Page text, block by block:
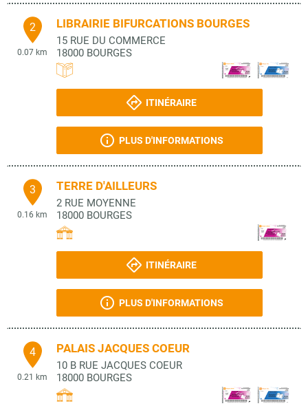
2
0.07 km
LIBRAIRIE BIFURCATIONS BOURGES
15 RUE DU COMMERCE
18000 BOURGES
ITINÉRAIRE
PLUS D'INFORMATIONS
3
0.16 km
TERRE D'AILLEURS
2 RUE MOYENNE
18000 BOURGES
ITINÉRAIRE
PLUS D'INFORMATIONS
4
0.21 km
PALAIS JACQUES COEUR
10 B RUE JACQUES COEUR
18000 BOURGES